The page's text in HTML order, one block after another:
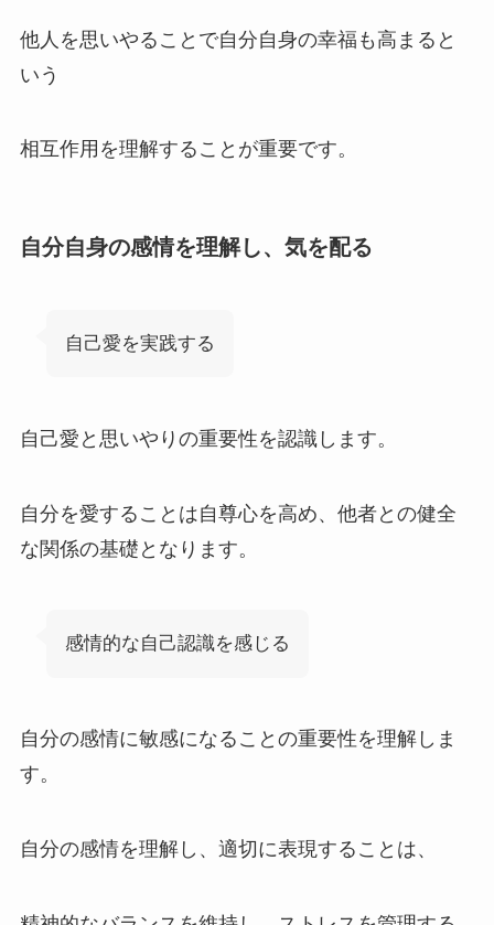
他人を思いやることで自分自身の幸福も高まると
いう
相互作用を理解することが重要です。
自分自身の感情を理解し、気を配る
自己愛を実践する
自己愛と思いやりの重要性を認識します。
自分を愛することは自尊心を高め、他者との健全
な関係の基礎となります。
感情的な自己認識を感じる
自分の感情に敏感になることの重要性を理解しま
す。
自分の感情を理解し、適切に表現することは、